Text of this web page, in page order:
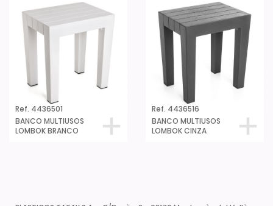
Ref. 4436501
BANCO MULTIUSOS
LOMBOK BRANCO
Ref. 4436516
BANCO MULTIUSOS
LOMBOK CINZA